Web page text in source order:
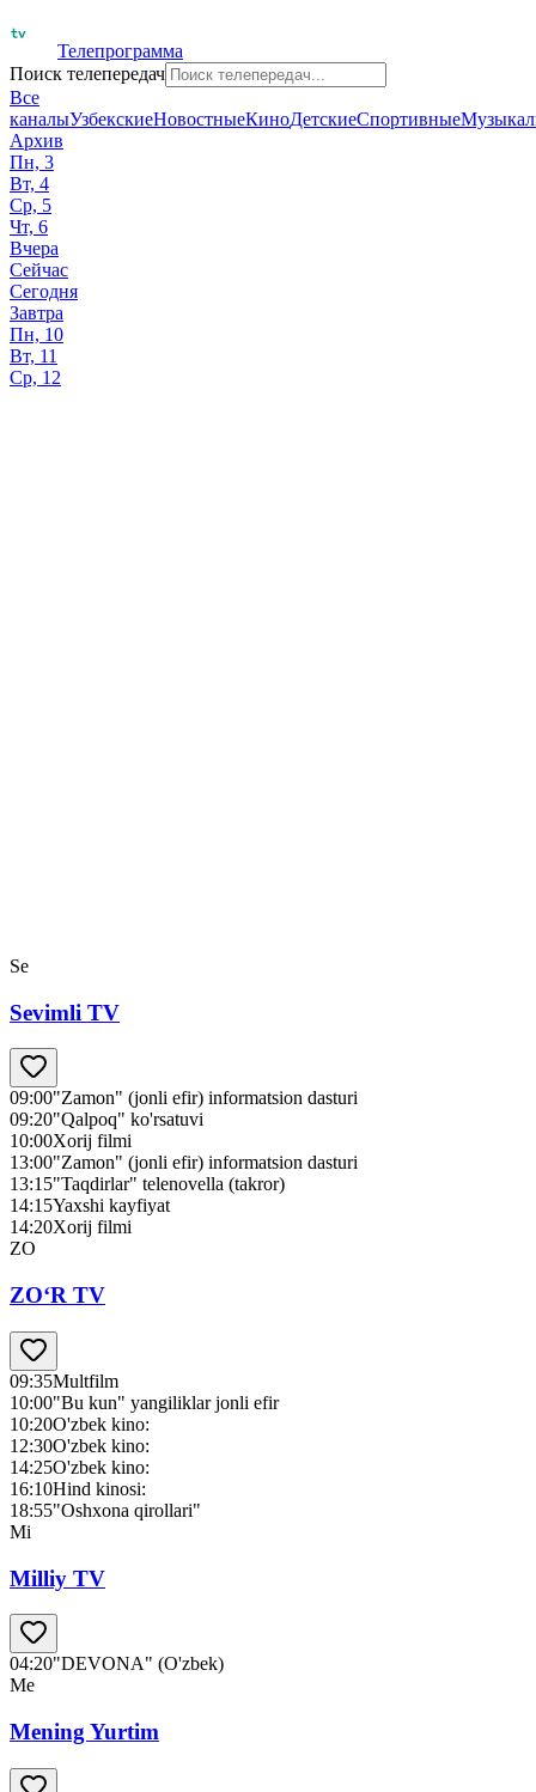
Телепрограмма
Поиск телепередач
Все
каналыУзбекскиеНовостныеКиноДетскиеСпортивные
Архив
Пн, 3
Вт, 4
Ср, 5
Чт, 6
Вчера
Сейчас
Сегодня
Завтра
Пн, 10
Вт, 11
Ср, 12
Se
Sevimli TV
09:00"Zamon" (jonli efir) informatsion dasturi
09:20"Qalpoq" ko'rsatuvi
10:00Xorij filmi
13:00"Zamon" (jonli efir) informatsion dasturi
13:15"Taqdirlar" telenovella (takror)
14:15Yaxshi kayfiyat
14:20Xorij filmi
ZO
ZO‘R TV
09:35Multfilm
10:00"Bu kun" yangiliklar jonli efir
10:20O'zbek kino:
12:30O'zbek kino:
14:25O'zbek kino:
16:10Hind kinosi:
18:55"Oshxona qirollari"
Mi
Milliy TV
04:20"DEVONA" (O'zbek)
Me
Mening Yurtim